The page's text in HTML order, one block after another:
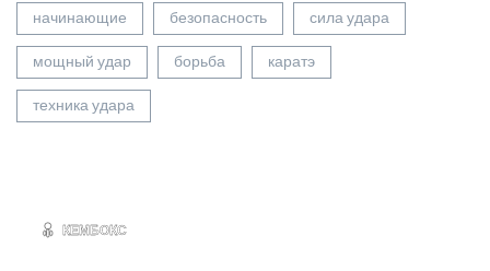
начинающие
безопасность
сила удара
мощный удар
борьба
каратэ
техника удара